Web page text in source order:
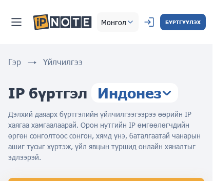
Монгол БҮРТГҮҮЛЭХ
Гэр Үйлчилгээ
IP бүртгэл Индонез
Дэлхий даяарх бүртгэлийн үйлчилгээгээрээ өөрийн IP
хаягаа хамгаалаарай. Орон нутгийн IP өмгөөлөгчдийн
өргөн сонголтоос сонгон, хямд үнэ, баталгаатай чанарын
ашиг тусыг хүртэж, үйл явцын туршид онлайн хяналтыг
эдлээрэй.